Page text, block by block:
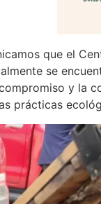
que el
se
y la
prácticas